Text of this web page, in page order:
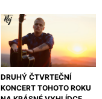
DRUHÝ ČTVRTEČNÍ
KONCERT TOHOTO ROKU